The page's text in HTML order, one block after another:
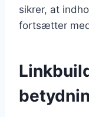
sikrer, at
fortsætter